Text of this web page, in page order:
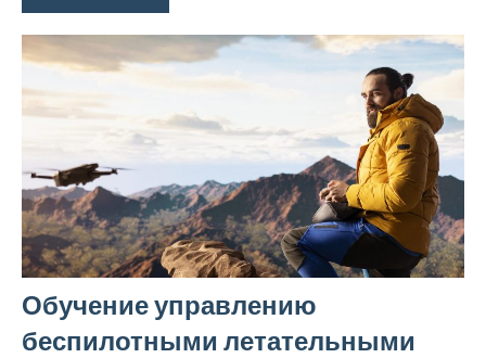
Обучение управлению
беспилотными летательными